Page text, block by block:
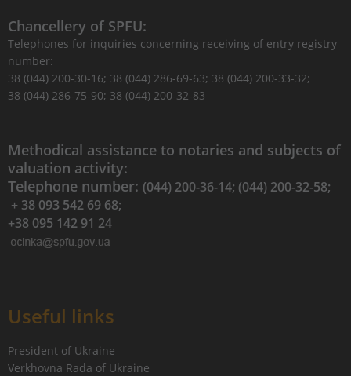
Chancellery of SPFU:
Telephones for inquiries concerning receiving of entry registry
number:
38 (044) 200-30-16; 38 (044) 286-69-63; 38 (044) 200-33-32;
38 (044) 286-75-90; 38 (044) 200-32-83
Methodical assistance to notaries and subjects of
valuation activity:
Telephone number: (044) 200-36-14; (044) 200-32-58;
+ 38 093 542 69 68;
+38 095 142 91 24
Useful links
President of Ukraine
Verkhovna Rada of Ukraine